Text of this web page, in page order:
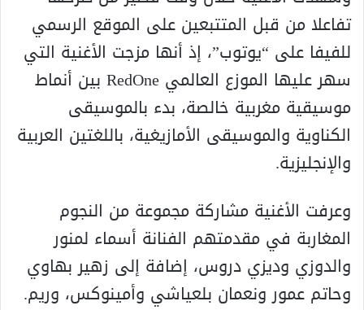
تفاعلا من قبل المتتبعين على الموقع الرسمي
للفيفا على “يوتوب”، إذ أنها مزجت الأغنية التي
سهر عليها الموزع العالمي RedOne بين أنماط
موسيقية مغربية خالصة، بدء بالموسيقى
الكناوية والموسيقى الأمازيغية، باللغتين العربية
والإنجليزية.
وعرفت الأغنية مشاركة مجموعة من النجوم
المغاربة في مقدمتهم الفنانة أسماء لمنور
والدوزي وديزي دروس، إضافة إلى زهير بهاوي
وحاتم عمور ونعمان بلعياشي وأمينوكس، وريم.